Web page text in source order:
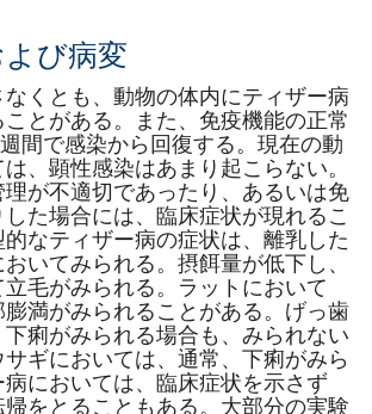
び病変
くとも、動物の体内にティザー病
とがある。また、免疫機能の正常
間で感染から回復する。現在の動
、顕性感染はあまり起こらない。
理が不適切であったり、あるいは免
た場合には、臨床症状が現れるこ
的なティザー病の症状は、離乳した
いてみられる。摂餌量が低下し、
毛がみられる。ラットにおいて
満がみられることがある。げっ歯
痢がみられる場合も、みられない
ギにおいては、通常、下痢がみら
においては、臨床症状を示さず
をとることもある。大部分の実験